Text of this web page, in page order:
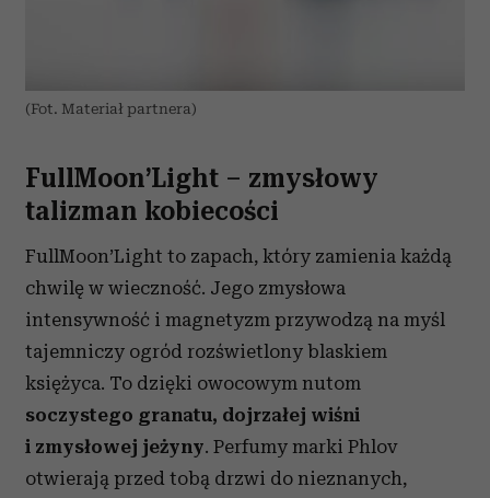
(Fot. Materiał partnera)
FullMoon’Light – zmysłowy
talizman kobiecości
FullMoon’Light to zapach, który zamienia każdą
chwilę w wieczność. Jego zmysłowa
intensywność i magnetyzm przywodzą na myśl
tajemniczy ogród rozświetlony blaskiem
księżyca. To dzięki owocowym nutom
soczystego granatu, dojrzałej wiśni
i zmysłowej jeżyny. Perfumy marki Phlov
otwierają przed tobą drzwi do nieznanych,